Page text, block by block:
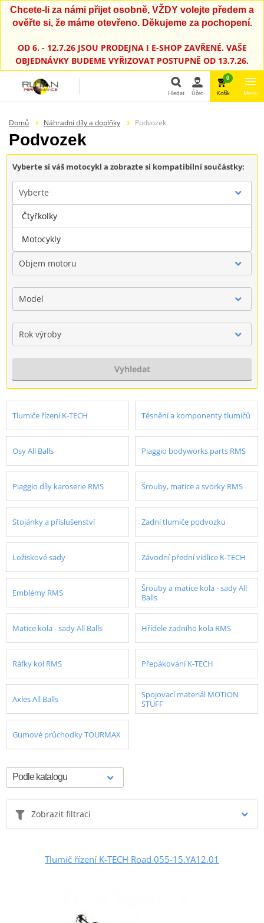
Chcete-li za námi přijet osobně, VŽDY volejte předem a
ověřte si, že máme otevřeno. Děkujeme za pochopení.
OD 6. - 12.7.26 JSOU PRODEJNA I E-SHOP ZAVŘENÉ. VAŠE
OBJEDNÁVKY BUDEME VYŘIZOVAT POSTUPNĚ OD 13.7.26.
Hledat Účet
0
Košík Menu
Domů Náhradní díly a doplňky Podvozek
Podvozek
Vyberte si váš motocykl a zobrazte si kompatibilní součástky:
Vyberte
Značka
Objem motoru
Model
Rok výroby
Vyhledat
Tlumiče řízení K-TECH Těsnění a komponenty tlumičů
Osy All Balls Piaggio bodyworks parts RMS
Piaggio díly karoserie RMS Šrouby, matice a svorky RMS
Stojánky a příslušenství Zadní tlumiče podvozku
Ložiskové sady Závodní přední vidlice K-TECH
Emblémy RMS
Šrouby a matice kola - sady All
Balls
Matice kola - sady All Balls Hřídele zadního kola RMS
Ráfky kol RMS Přepákování K-TECH
Axles All Balls
Spojovací materiál MOTION
STUFF
Gumové průchodky TOURMAX
Zobrazit filtraci
Tlumič řízení K-TECH Road 055-15.YA12.01
Čtyřkolky
Motocykly